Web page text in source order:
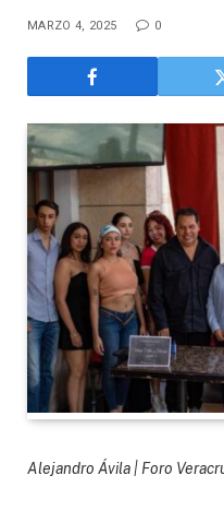
MARZO 4, 2025 0
Alejandro Ávila | Foro